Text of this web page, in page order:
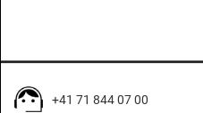
+41 71 844 07 00